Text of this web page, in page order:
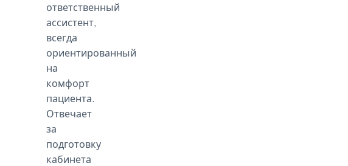
ответственный
ассистент,
всегда
ориентированный
на
комфорт
пациента.
Отвечает
за
подготовку
кабинета